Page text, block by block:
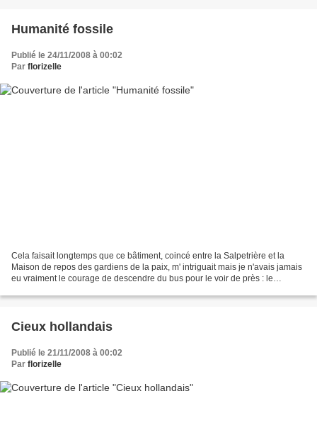
Humanité fossile
Publié le 24/11/2008 à 00:02
Par florizelle
Cela faisait longtemps que ce bâtiment, coincé entre la Salpetrière et la
Maison de repos des gardiens de la paix, m' intriguait mais je n'avais jamais
eu vraiment le courage de descendre du bus pour le voir de près : le
Cieux hollandais
Publié le 21/11/2008 à 00:02
Par florizelle